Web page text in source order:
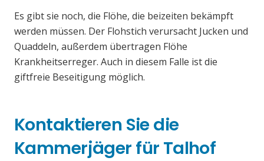
Es gibt sie noch, die Flöhe, die beizeiten bekämpft
werden müssen. Der Flohstich verursacht Jucken und
Quaddeln, außerdem übertragen Flöhe
Krankheitserreger. Auch in diesem Falle ist die
giftfreie Beseitigung möglich.
Kontaktieren Sie die
Kammerjäger für Talhof